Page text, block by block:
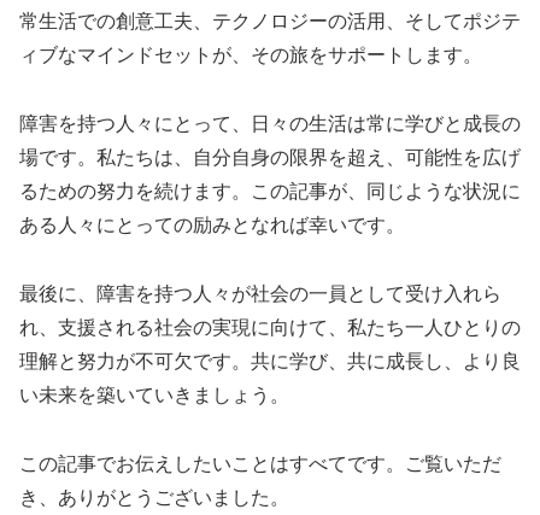
常生活での創意工夫、テクノロジーの活用、そしてポジテ
ィブなマインドセットが、その旅をサポートします。
障害を持つ人々にとって、日々の生活は常に学びと成長の
場です。私たちは、自分自身の限界を超え、可能性を広げ
るための努力を続けます。この記事が、同じような状況に
ある人々にとっての励みとなれば幸いです。
最後に、障害を持つ人々が社会の一員として受け入れら
れ、支援される社会の実現に向けて、私たち一人ひとりの
理解と努力が不可欠です。共に学び、共に成長し、より良
い未来を築いていきましょう。
この記事でお伝えしたいことはすべてです。ご覧いただ
き、ありがとうございました。